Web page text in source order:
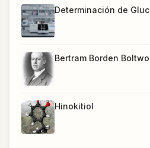
Determinación de
Bertram Borden
Hinokitiol